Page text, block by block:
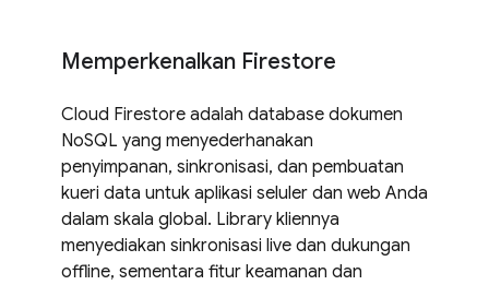
Memperkenalkan Firestore
Cloud Firestore adalah database dokumen
NoSQL yang menyederhanakan
penyimpanan, sinkronisasi, dan pembuatan
kueri data untuk aplikasi seluler dan web Anda
dalam skala global. Library kliennya
menyediakan sinkronisasi live dan dukungan
offline, sementara fitur keamanan dan